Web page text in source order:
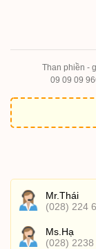
Than phiền -
09 09 09
Mr.Thái
(028) 224
Ms.Hạ
(028) 2238